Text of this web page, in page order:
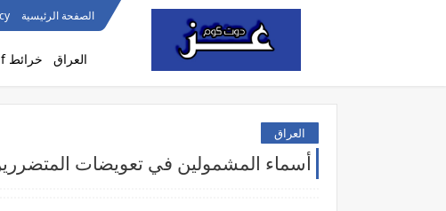
الصفحة الرئيسية
العراق خرائط pdf
العراق
أسماء المشمولين في تعويضات